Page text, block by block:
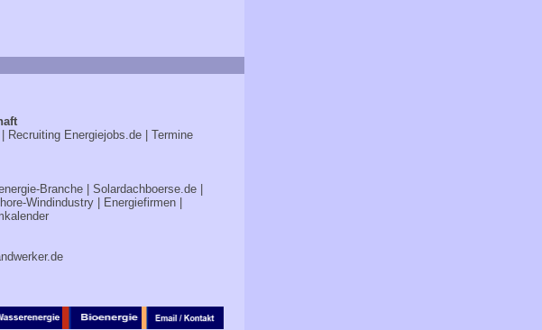
Recruiting Energiejobs.de| Termine
Branche| Solardachboerse.de|
Windindustry | Energiefirmen|